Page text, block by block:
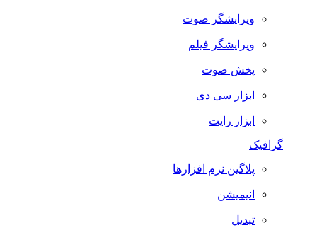
ویرایشگر صوت
ویرایشگر فیلم
پخش صوت
ابزار سی دی
ابزار رایت
گرافیک
پلاگین نرم افزارها
انیمیشن
تبدیل